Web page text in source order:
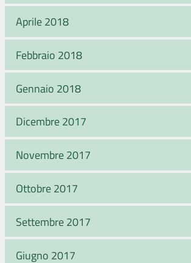
Aprile 2018
Febbraio 2018
Gennaio 2018
Dicembre 2017
Novembre 2017
Ottobre 2017
Settembre 2017
Giugno 2017